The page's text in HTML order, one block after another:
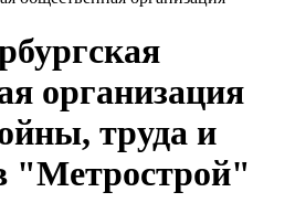
организация
труда и
"Метрострой"